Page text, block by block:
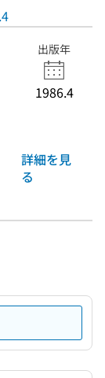
出版年
1986.4
詳細を見
る